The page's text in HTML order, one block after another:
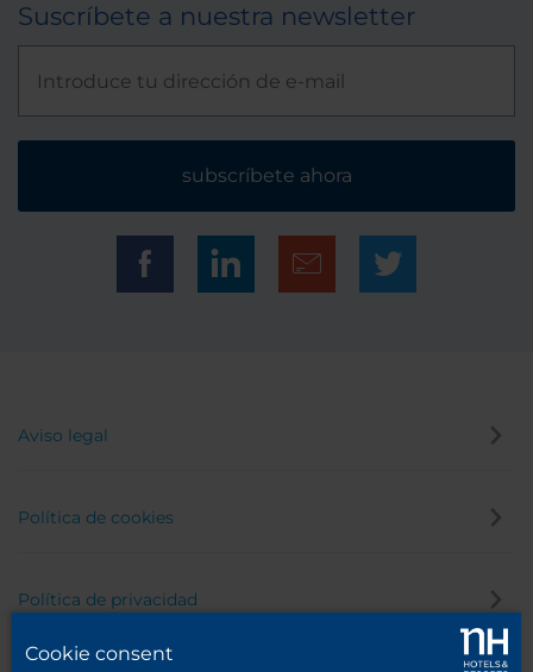
Suscríbete a nuestra newsletter
subscríbete ahora
Aviso legal
Política de cookies
Política de privacidad
Cookie consent